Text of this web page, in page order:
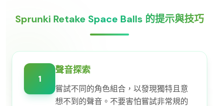
Sprunki Retake Space Balls 的提示與技巧
1
聲音探索
嘗試不同的角色組合，以發現獨特且意
想不到的聲音。不要害怕嘗試非常規的